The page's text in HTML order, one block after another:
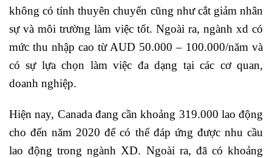
không có tính thuyên chuyển cũng như cắt giảm nhân
sự và môi trường làm việc tốt. Ngoài ra, ngành xd có
mức thu nhập cao từ AUD 50.000 – 100.000/năm và
có sự lựa chọn làm việc đa dạng tại các cơ quan,
doanh nghiệp.
Hiện nay, Canada đang cần khoảng 319.000 lao động
cho đến năm 2020 để có thể đáp ứng được nhu cầu
lao động trong ngành XD. Ngoài ra, đã có khoảng